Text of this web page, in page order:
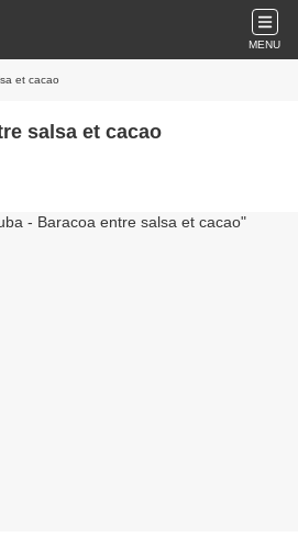
MENU
et cacao
salsa et cacao